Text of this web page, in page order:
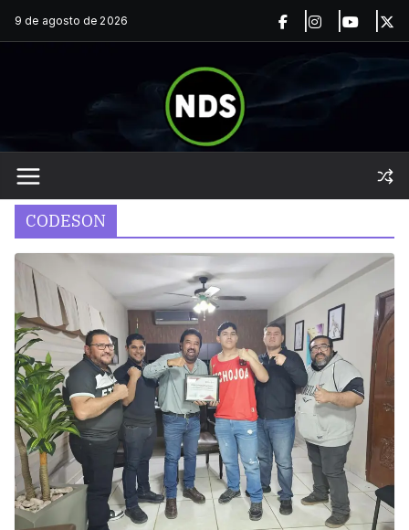
Saltar
al
9 de agosto de 2026
CODESON